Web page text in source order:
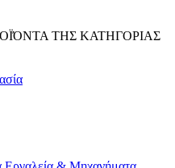
ΤΗΣ ΚΑΤΗΓΟΡΙΑΣ